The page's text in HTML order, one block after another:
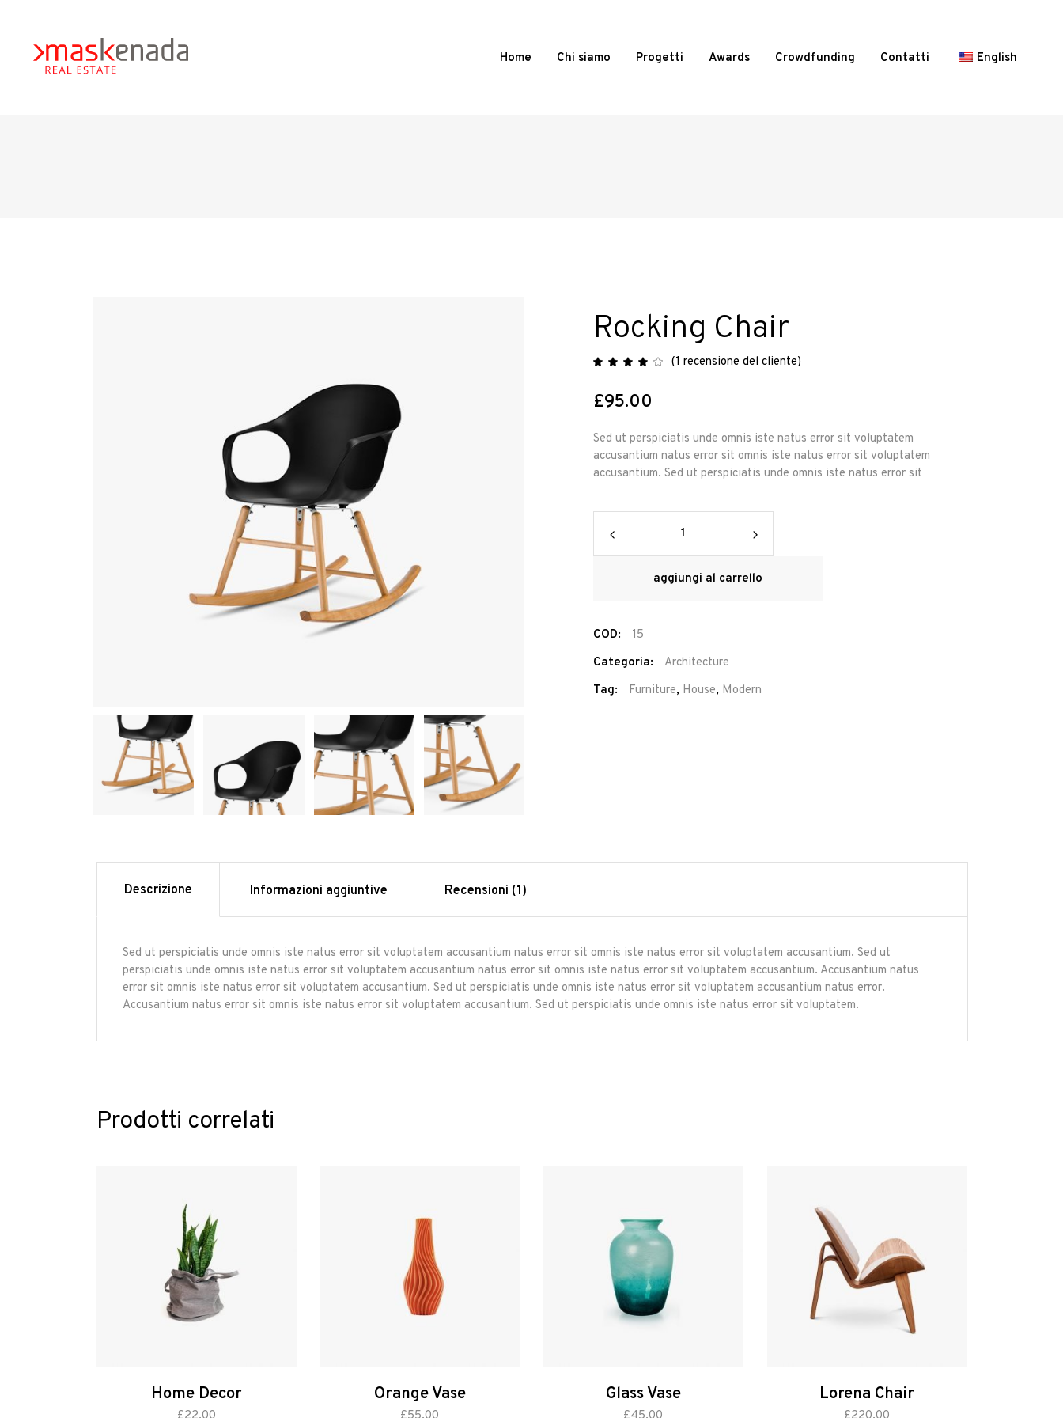
Home Chi siamo Progetti Awards Crowdfunding Contatti English
Rocking Chair
Valutato
base
di
1
(1 recensione del cliente)
£95.00
Sed ut perspiciatis unde omnis iste natus error sit voluptatem
accusantium natus error sit omnis iste natus error sit voluptatem
accusantium. Sed ut perspiciatis unde omnis iste natus error sit
Chair
quantity
aggiungi al carrello
COD:
15
Categoria:
Architecture
Tag:
Furniture, House, Modern
Descrizione Informazioni aggiuntive Recensioni (1)
Sed ut perspiciatis unde omnis iste natus error sit voluptatem accusantium natus error sit omnis iste natus error sit voluptatem accusantium. Sed ut
perspiciatis unde omnis iste natus error sit voluptatem accusantium natus error sit omnis iste natus error sit voluptatem accusantium. Accusantium natus
error sit omnis iste natus error sit voluptatem accusantium. Sed ut perspiciatis unde omnis iste natus error sit voluptatem accusantium natus error.
Accusantium natus error sit omnis iste natus error sit voluptatem accusantium. Sed ut perspiciatis unde omnis iste natus error sit voluptatem.
Prodotti correlati
Home Decor
aggiungi al carrello
Orange Vase
aggiungi al carrello
Glass Vase
aggiungi al carrello
Lorena Chair
aggiungi al carrello